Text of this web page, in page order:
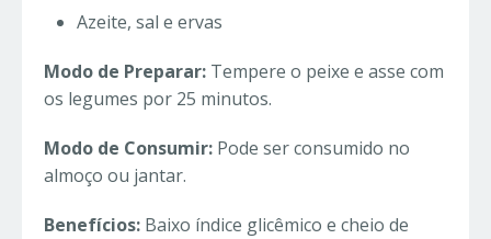
Azeite, sal e ervas
Modo de Preparar: Tempere o peixe e asse com
os legumes por 25 minutos.
Modo de Consumir: Pode ser consumido no
almoço ou jantar.
Benefícios: Baixo índice glicêmico e cheio de